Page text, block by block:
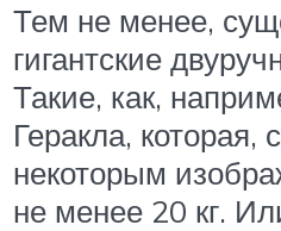
Тем не менее,
гигантские
Такие, как,
Геракла, которая,
некоторым
не менее 20 кг.